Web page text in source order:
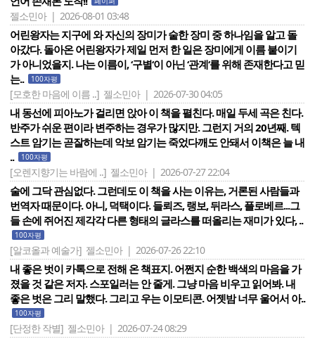
젤소민아 | 2026-08-01 03:48
어린왕자는 지구에 와 자신의 장미가 숱한 장미 중 하나임을 알고 돌
아갔다. 돌아온 어린왕자가 제일 먼저 한 일은 장미에게 이름 붙이기
가 아니었을지. 나는 이름이, ‘구별‘이 아닌 ‘관계‘를 위해 존재한다고 믿
는..
100자평
[모호한 마음에 이름 ..] 젤소민아 | 2026-07-30 04:05
내 동선에 피아노가 걸리면 앉아 이 책을 펼친다. 매일 두세 곡은 친다.
반주가 쉬운 편이라 변주하는 경우가 많지만. 그런지 거의 20년째. 텍
스트 암기는 곧잘하는데 악보 암기는 죽었다깨도 안돼서 이책은 늘 내
..
100자평
[오렌지향기는 바람에 ..] 젤소민아 | 2026-07-27 22:04
술에 그닥 관심없다. 그런데도 이 책을 사는 이유는, 거론된 사람들과
번역자 때문이다. 아니, 덕택이다. 들뢰즈, 랭보, 뒤라스, 플로베르...그
들 손에 쥐어진 제각각 다른 형태의 글라스를 떠올리는 재미가 있다, ..
100자평
[알코올과 예술가] 젤소민아 | 2026-07-26 22:10
내 좋은 벗이 카톡으로 전해 온 책표지. 어쩐지 순한 백색의 마음을 가
졌을 것 같은 저자. 스포일러는 안 줄게. 그냥 마음 비우고 읽어봐. 내
좋은 벗은 그리 말했다. 그리고 우는 이모티콘. 어젯밤 너무 울어서 아..
100자평
[단정한 작별] 젤소민아 | 2026-07-24 08:29